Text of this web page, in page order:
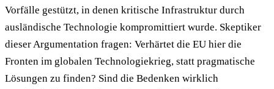
Vorfälle gestützt, in denen kritische Infrastruktur durch
ausländische Technologie kompromittiert wurde. Skeptiker
dieser Argumentation fragen: Verhärtet die EU hier die
Fronten im globalen Technologiekrieg, statt pragmatische
Lösungen zu finden? Sind die Bedenken wirklich